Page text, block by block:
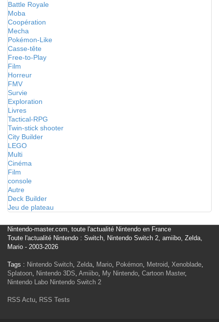
Battle Royale
Moba
Coopération
Mecha
Pokémon-Like
Casse-tête
Free-to-Play
Film
Horreur
FMV
Survie
Exploration
Livres
Tactical-RPG
Twin-stick shooter
City Builder
LEGO
Multi
Cinéma
Film
console
Autre
Deck Builder
Jeu de plateau
Nintendo-master.com, toute l'actualité Nintendo en France
Toute l'actualité Nintendo : Switch, Nintendo Switch 2, amiibo, Zelda,
Mario - 2003-2026
Tags : Nintendo Switch, Zelda, Mario, Pokémon, Metroid, Xenoblade,
Splatoon, Nintendo 3DS, Amiibo, My Nintendo, Cartoon Master,
Nintendo Labo Nintendo Switch 2
RSS Actu, RSS Tests